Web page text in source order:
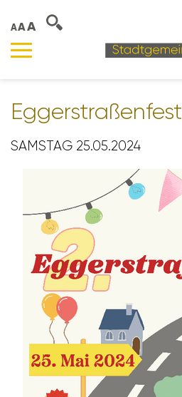
AAA
Egger­stra­ßen­fest
SAMSTAG 25.05.2024